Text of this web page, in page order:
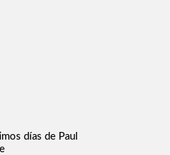
días de Paul